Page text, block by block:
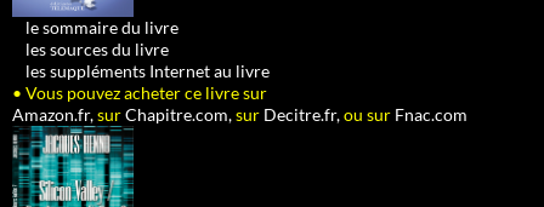
le sommaire du livre
les sources du livre
les suppléments Internet au livre
• Vous pouvez acheter ce livre sur
Amazon.fr,surChapitre.com,sur Decitre.fr,ou sur Fnac.com